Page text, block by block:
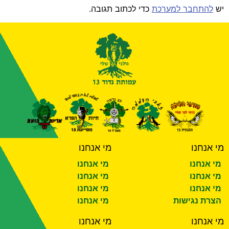
יש להתחבר למערכת כדי לכתוב תגובה.
מי אנחנו
מי אנחנו
מי אנחנו
מי אנחנו
הצרת נגישות
מי אנחנו
מי אנחנו
מי אנחנו
מי אנחנו
מי אנחנו
מי אנחנו מי אנחנו